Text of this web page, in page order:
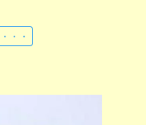
・・